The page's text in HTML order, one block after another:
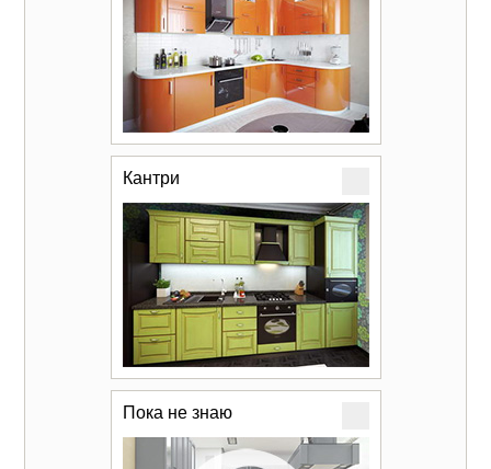
Кантри
Пока не знаю